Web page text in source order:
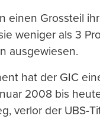
einen Grossteil
weniger als 3
ausgewiesen.
hat der GIC
2008 bis
verlor der UBS-